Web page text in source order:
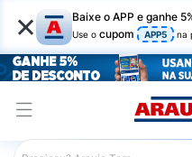
× Baixe o APP e ganhe
Use o cupom APP5 na